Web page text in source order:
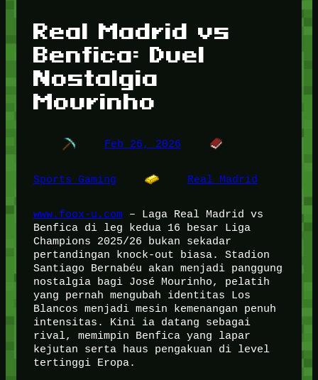
Real Madrid vs
Benfica: Duel
Nostalgia
Mourinho
Feb 26, 2026
Sports Gaming Real Madrid
www.foox-u.com– Laga Real Madrid vs
Benfica di leg kedua 16 besar Liga
Champions 2025/26 bukan sekadar
pertandingan knock-out biasa. Stadion
Santiago Bernabéu akan menjadi panggung
nostalgia bagi José Mourinho, pelatih
yang pernah mengubah identitas Los
Blancos menjadi mesin kemenangan penuh
intensitas. Kini ia datang sebagai
rival, memimpin Benfica yang lapar
kejutan serta haus pengakuan di level
tertinggi Eropa.